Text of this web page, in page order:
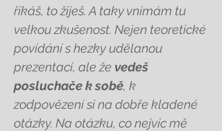
říkáš, to žiješ. A taky vnímám tu
velkou zkušenost. Nejen teoretické
povídání s hezky udělanou
prezentací, ale že vedeš
posluchače k sobě, k
zodpovězení si na dobře kladené
otázky. Na otázku, co nejvíc mě